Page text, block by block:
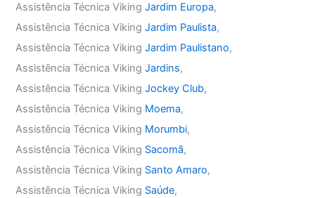
Assistência Técnica VikingJardim Europa,
Assistência Técnica VikingJardim Paulista,
Assistência Técnica VikingJardim Paulistano,
Assistência Técnica VikingJardins,
Assistência Técnica VikingJockey Club,
Assistência Técnica Viking Moema,
Assistência Técnica Viking Morumbi,
Assistência Técnica Viking Sacomã,
Assistência Técnica Viking Santo Amaro,
Assistência Técnica Viking Saúde,